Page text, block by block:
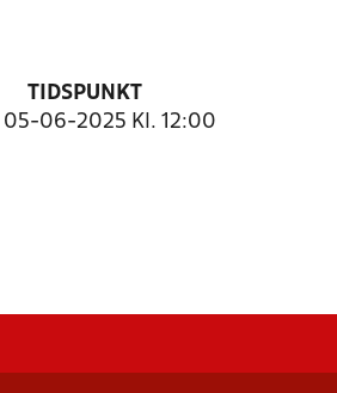
TIDSPUNKT
05-06-2025 Kl. 12:00